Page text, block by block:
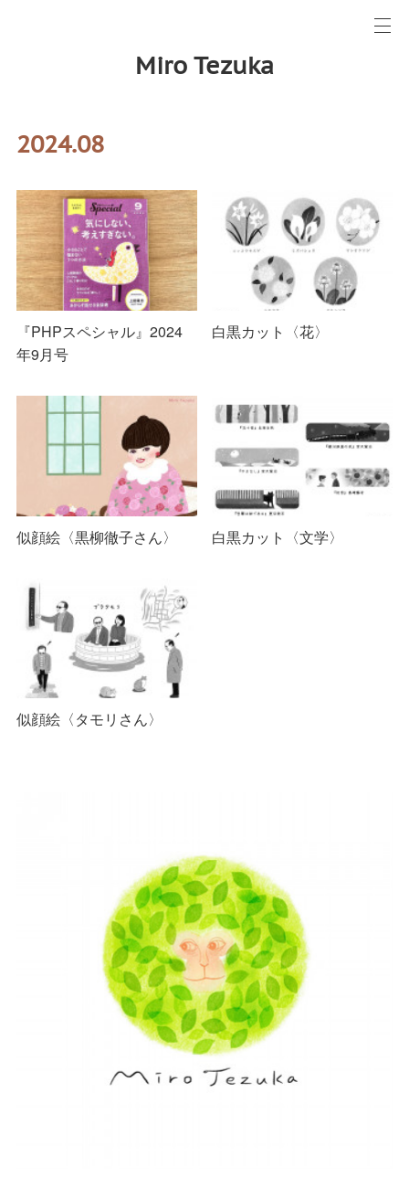
Miro Tezuka
2024.08
『PHPスペシャル』2024
年9月号
白黒カット〈花〉
似顔絵〈黒柳徹子さん〉 白黒カット〈文学〉
似顔絵〈タモリさん〉